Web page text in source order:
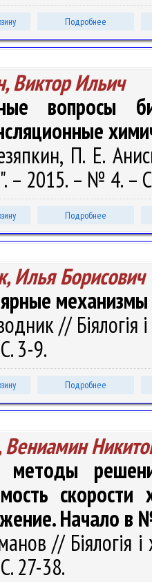
Подробнее
Виктор Ильич
вопросы
П. Е.
– 2015. – № 4. –
Подробнее
Илья Борисович
механизмы
// Біялогія
3-9.
Подробнее
Вениамин
Начало
// Біялогія
27-38.